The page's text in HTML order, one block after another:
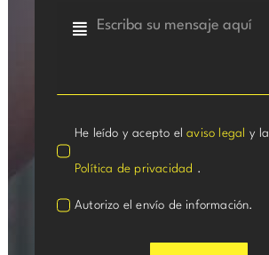
He leído y acepto elaviso legal y la
Política de privacidad .
Autorizo el envío de información.